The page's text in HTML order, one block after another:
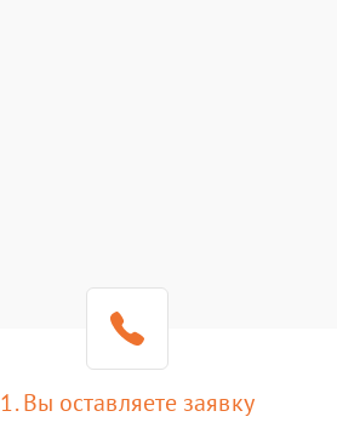
1. Вы оставляете заявку